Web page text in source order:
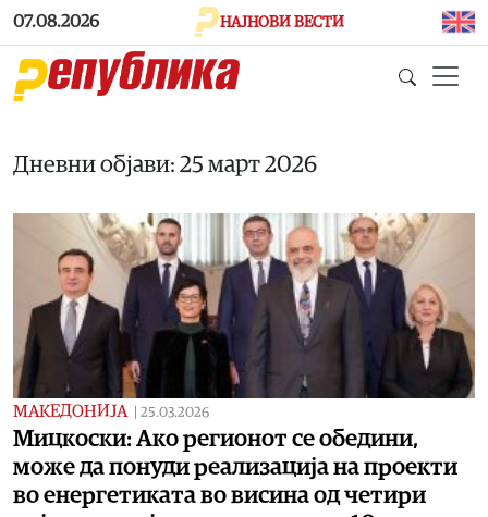
Skip to main content
07.08.2026 НАЈНОВИ ВЕСТИ
Дневни објави: 25 март 2026
МАКЕДОНИЈА 25.03.2026
Мицкоски: Ако регионот се обедини,
може да понуди реализација на проекти
во енергетиката во висина од четири